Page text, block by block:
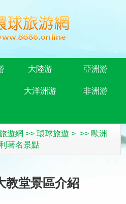
大陸游 亞洲游
大洋洲游 非洲游
遊網 >> 環球旅遊 > >> 歐洲
著名景點
教堂景區介紹